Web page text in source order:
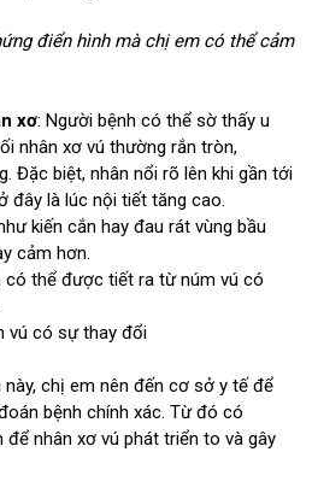
điển hình mà chị em có thể cảm
xơ: Người bệnh có thể sờ thấy u
nhân xơ vú thường rắn tròn,
Đặc biệt, nhân nổi rõ lên khi gần tới
đây là lúc nội tiết tăng cao.
kiến cắn hay đau rát vùng bầu
cảm hơn.
có thể được tiết ra từ núm vú có
vú có sự thay đổi
này, chị em nên đến cơ sở y tế để
bệnh chính xác. Từ đó có
nhân xơ vú phát triển to và gây